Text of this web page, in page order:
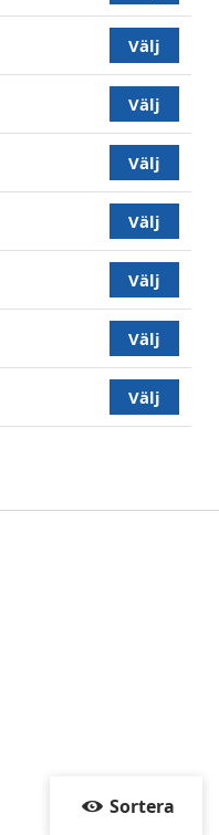
Sortera
Välj
Välj
Välj
Välj
Välj
Välj
Välj